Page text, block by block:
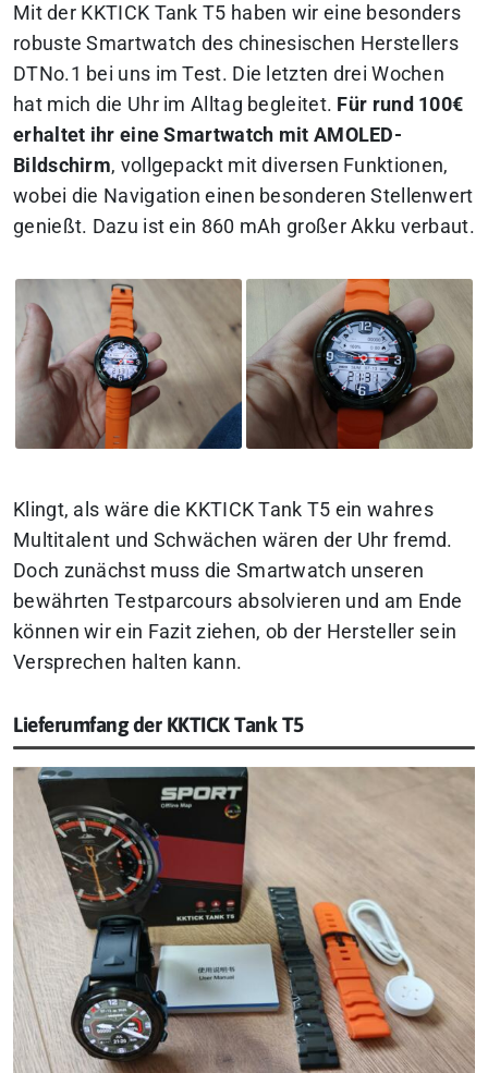
Mit der KKTICK Tank T5 haben wir eine besonders
robuste Smartwatch des chinesischen Herstellers
DTNo.1 bei uns im Test. Die letzten drei Wochen
hat mich die Uhr im Alltag begleitet. Für rund 100€
erhaltet ihr eine Smartwatch mit AMOLED-
Bildschirm, vollgepackt mit diversen Funktionen,
wobei die Navigation einen besonderen Stellenwert
genießt. Dazu ist ein 860 mAh großer Akku verbaut.
Klingt, als wäre die KKTICK Tank T5 ein wahres
Multitalent und Schwächen wären der Uhr fremd.
Doch zunächst muss die Smartwatch unseren
bewährten Testparcours absolvieren und am Ende
können wir ein Fazit ziehen, ob der Hersteller sein
Versprechen halten kann.
Lieferumfang der KKTICK Tank T5